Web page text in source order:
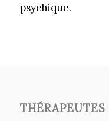
psychique.
THÉRAPEUTES